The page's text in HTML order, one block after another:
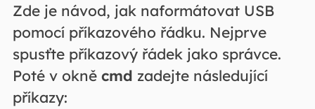
Zde je návod, jak naformátovat USB
pomocí příkazového řádku. Nejprve
spusťte příkazový řádek jako správce.
Poté v okně cmd zadejte následující
příkazy: